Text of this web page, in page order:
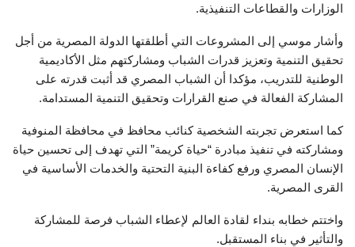
الوزارات والقطاعات التنفيذية.
وأشار موسي إلى المشروعات التي أطلقتها الدولة المصرية من أجل
تحقيق التنمية وتعزيز قدرات الشباب ومشاركتهم مثل الأكاديمية
الوطنية للتدريب، مؤكدا أن الشباب المصري قد أثبت قدرته على
المشاركة الفعالة في صنع القرارات وتحقيق التنمية المستدامة.
كما استعرض تجربته الشخصية كنائب محافظ في محافظة المنوفية
ومشاركته في تنفيذ مبادرة “حياة كريمة” التي تهدف إلى تحسين حياة
الإنسان المصري ورفع كفاءة البنية التحتية والخدمات الأساسية في
القرى المصرية.
واختتم خطابه بنداء لقادة العالم لإعطاء الشباب فرصة للمشاركة
والتأثير في بناء المستقبل.